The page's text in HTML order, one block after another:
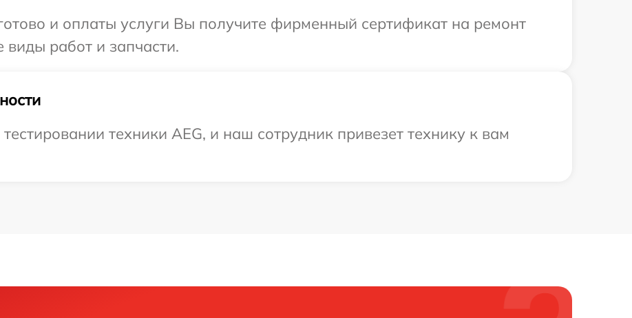
и оплаты услуги Вы получите фирменный сертификат на ремонт
виды работ и запчасти.
техники AEG, и наш сотрудник привезет технику к вам